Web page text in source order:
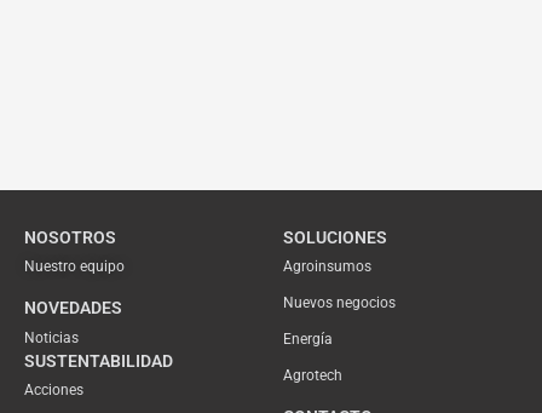
NOSOTROS
Nuestro equipo
NOVEDADES
Noticias
SUSTENTABILIDAD
Acciones
SOLUCIONES
Agroinsumos
Nuevos negocios
Energía
Agrotech